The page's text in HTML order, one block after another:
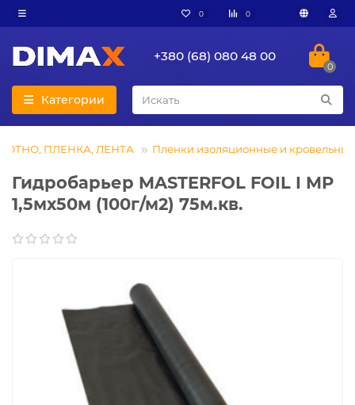
0 0
+380 (68) 080 48 00
0
Категории
ПЛЕНКА, ЛЕНТА Пленки изоляционные и кровельные
Гидробарьер MASTERFOL FOIL I MP
1,5мх50м (100г/м2) 75м.кв.